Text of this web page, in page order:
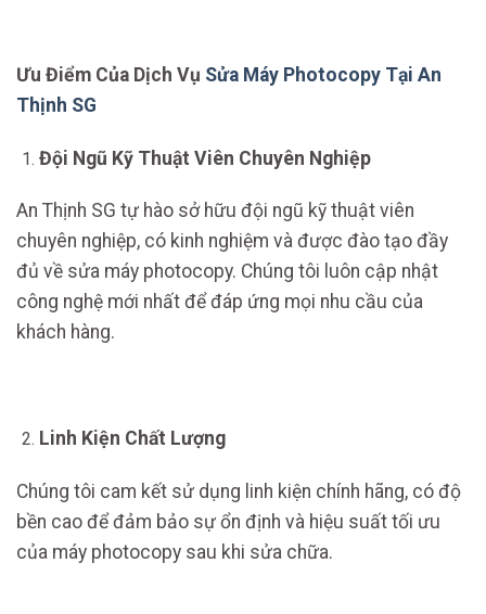
Ưu Điểm Của Dịch Vụ Sửa Máy Photocopy Tại An
Thịnh SG
Đội Ngũ Kỹ Thuật Viên Chuyên Nghiệp
An Thịnh SG tự hào sở hữu đội ngũ kỹ thuật viên
chuyên nghiệp, có kinh nghiệm và được đào tạo đầy
đủ về sửa máy photocopy. Chúng tôi luôn cập nhật
công nghệ mới nhất để đáp ứng mọi nhu cầu của
khách hàng.
Linh Kiện Chất Lượng
Chúng tôi cam kết sử dụng linh kiện chính hãng, có độ
bền cao để đảm bảo sự ổn định và hiệu suất tối ưu
của máy photocopy sau khi sửa chữa.